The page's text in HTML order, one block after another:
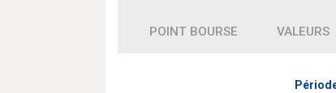
POINT BOURSE VALEURS